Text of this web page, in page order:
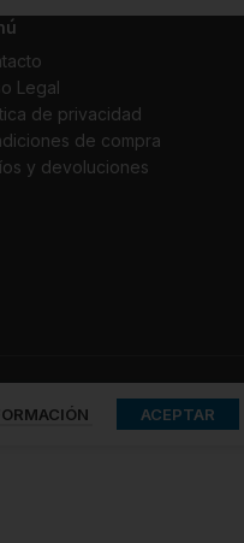
Legal
de privacidad
de compra
y devoluciones
ACEPTAR